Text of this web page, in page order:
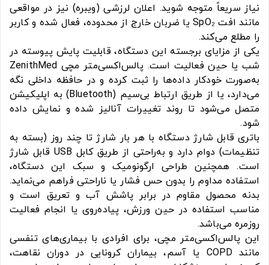
نیاز سریعاً متوجه شوید. اعلان لرزشی (ویبره) نیز در مواقعی
مانند افت SpO₂ یا ضربان خارج از محدوده، فعال شده و کاربر
را مطلع می‌کند.
یکی از مزایای برجسته این دستگاه، قابلیت پایش پیوسته در
شب یا حین فعالیت است. پالس‌اکسی‌متر مچی ZenithMed
به‌صورت خودکار داده‌ها را ثبت کرده و در حافظه داخلی نگه
می‌دارد، یا از طریق ارتباط بی‌سیم (Bluetooth) به اپلیکیشن
متصل می‌شود تا روند تغییرات آنالیز شده و نمایش داده
شود.
باتری قابل شارژ دستگاه با هر بار شارژ تا چند روز (بسته به
تنظیمات) دوام دارد و به‌راحتی از طریق کابل USB قابل شارژ
است. همچنین طراحی ارگونومیک و سبک این دستگاه،
استفاده مداوم را بدون حس فشار یا ناراحتی فراهم می‌نماید.
بدنه محصول مقاوم در برابر پاشش آب و تعریق است و
مناسب استفاده در حین ورزش، پیاده‌روی یا انجام فعالیت
روزمره می‌باشد.
این پالس‌اکسی‌متر مچی، برای افرادی با بیماری‌های تنفسی
مانند COPD یا آسم، بیماران کرونایی در دوران نقاهت،